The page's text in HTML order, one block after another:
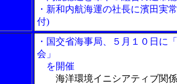
・新和内航海運の社長に濱田実
付)
・国交省海事局、５月１０日に
会」
を開催
海洋環境イニシアティブ関